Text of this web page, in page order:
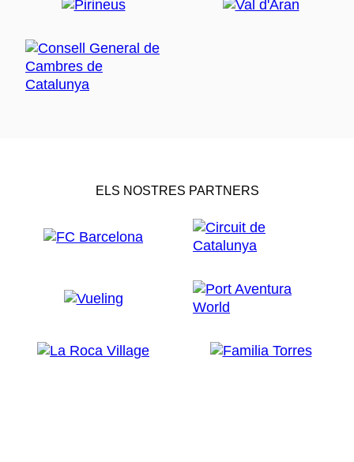
ELS NOSTRES PARTNERS